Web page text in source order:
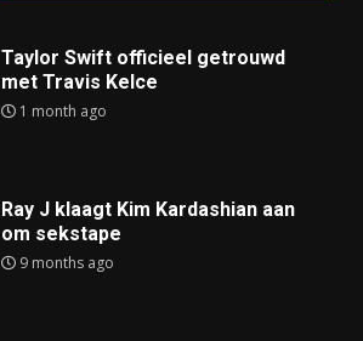
Taylor Swift officieel getrouwd
met Travis Kelce
1 month ago
Ray J klaagt Kim Kardashian aan
om sekstape
9 months ago